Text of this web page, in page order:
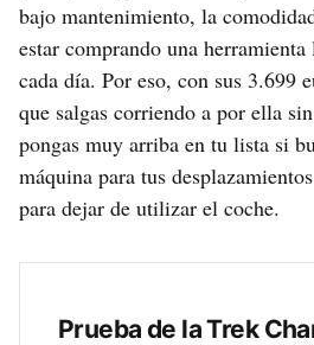
bajo mantenimiento, la
estar comprando una
cada día. Por eso, con sus 3.699
que salgas corriendo a por ella
pongas muy arriba en tu lista si
máquina para tus
para dejar de utilizar el coche.
Prueba de la Trek